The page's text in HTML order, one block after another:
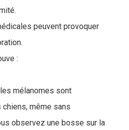
peuvent provoquer
:
mélanomes sont
même sans
observez une bosse sur la